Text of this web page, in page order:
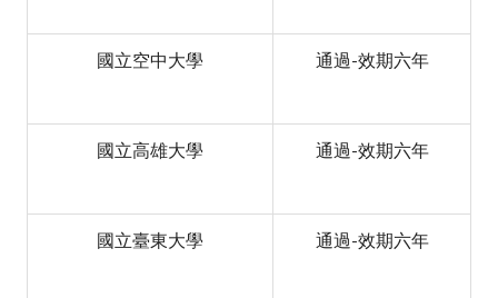
國立空中大學 通過-效期六年
國立高雄大學 通過-效期六年
國立臺東大學 通過-效期六年